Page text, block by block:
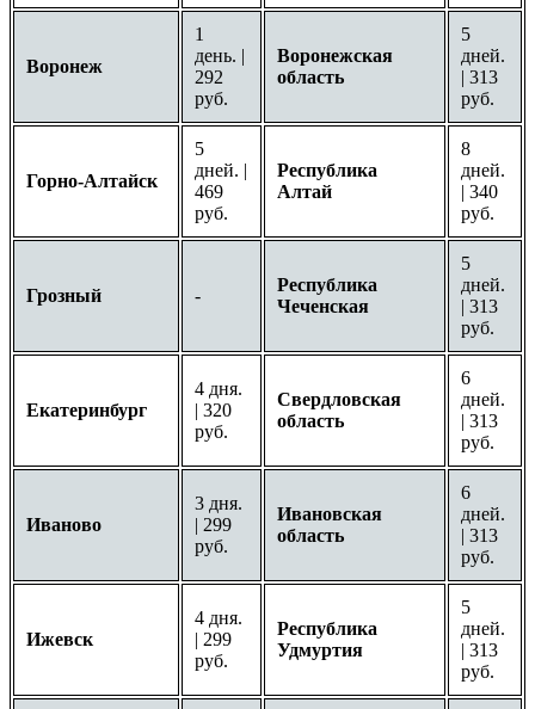
Воронеж
1
день. |
292
руб.
Воронежская
область
5
дней.
| 313
руб.
Горно-Алтайск
5
дней. |
469
руб.
Республика
Алтай
8
дней.
| 340
руб.
Грозный -
Республика
Чеченская
5
дней.
| 313
руб.
Екатеринбург
4 дня.
| 320
руб.
Свердловская
область
6
дней.
| 313
руб.
Иваново
3 дня.
| 299
руб.
Ивановская
область
6
дней.
| 313
руб.
Ижевск
4 дня.
| 299
руб.
Республика
Удмуртия
5
дней.
| 313
руб.